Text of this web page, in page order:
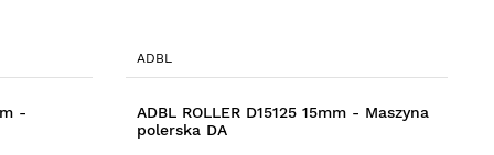
-
ADBL
ADBL ROLLER D15125 15mm - Maszyna
polerska DA